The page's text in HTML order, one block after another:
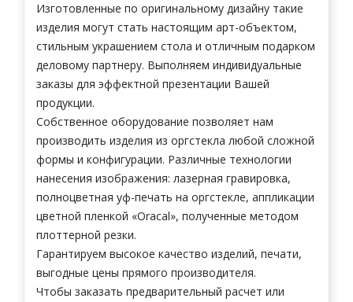
Изготовленные по оригинальному дизайну такие
изделия могут стать настоящим арт-объектом,
стильным украшением стола и отличным подарком
деловому партнеру. Выполняем индивидуальные
заказы для эффектной презентации Вашей
продукции.
Собственное оборудование позволяет нам
производить изделия из оргстекла любой сложной
формы и конфигурации. Различные технологии
нанесения изображения: лазерная гравировка,
полноцветная уф-печать на оргстекле, аппликации
цветной пленкой «Oracal», полученные методом
плоттерной резки.
Гарантируем высокое качество изделий, печати,
выгодные цены прямого производителя.
Чтобы заказать предварительный расчет или